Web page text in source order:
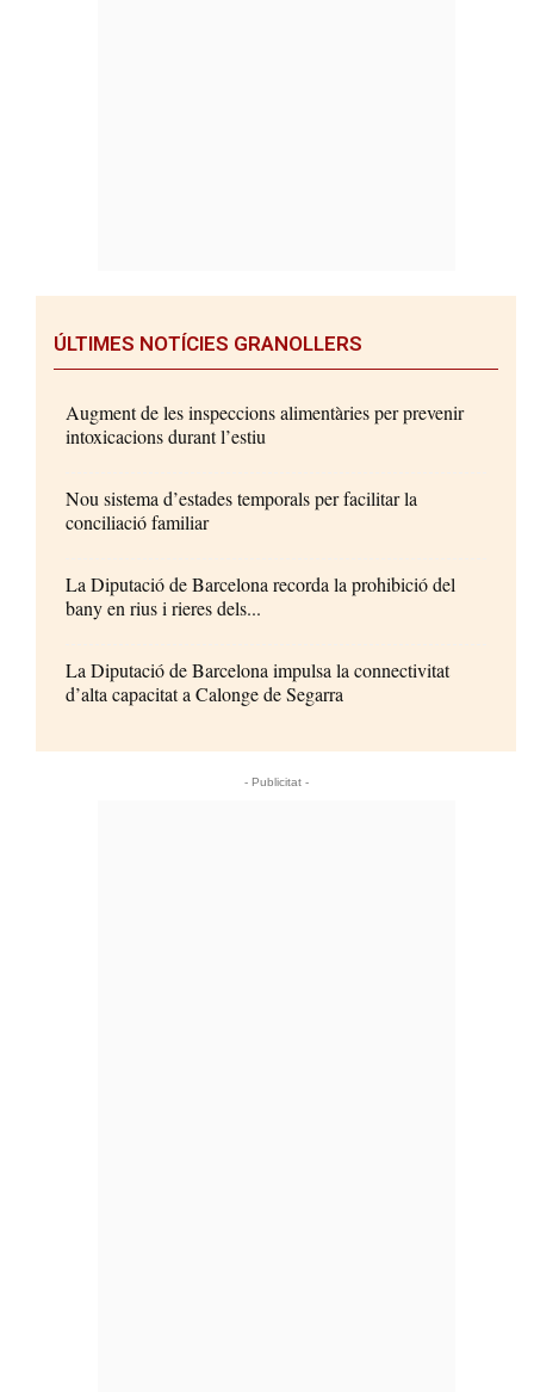
ÚLTIMES NOTÍCIES GRANOLLERS
Augment de les inspeccions alimentàries per prevenir
intoxicacions durant l’estiu
Nou sistema d’estades temporals per facilitar la
conciliació familiar
La Diputació de Barcelona recorda la prohibició del
bany en rius i rieres dels...
La Diputació de Barcelona impulsa la connectivitat
d’alta capacitat a Calonge de Segarra
- Publicitat -